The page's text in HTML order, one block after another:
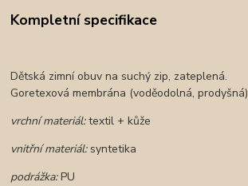
Kompletní specifikace
Dětská zimní obuv na suchý zip, zateplená.
Goretexová membrána (voděodolná, prodyšná)
vrchní materiál:textil + kůže
vnitřní materiál: syntetika
podrážka:PU